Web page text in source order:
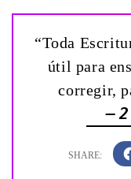
“Toda
útil para
corregir,
—